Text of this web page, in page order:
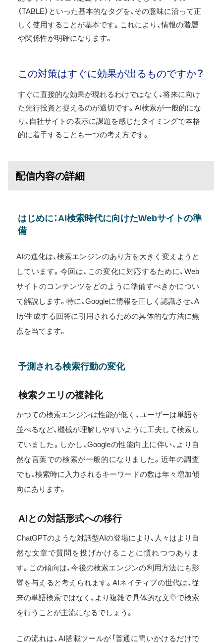
（TABLE）といった基本的なタグを、その意味に沿って正
しく使用することが基本です。これにより、情報の階層
や関係性が明確になります。
この対策はすぐに効果が出るものですか？
すぐに直接的な効果が現れるわけではなく、将来に向け
た先行投資と捉えるのが適切です。AI検索が一般的にな
り、自社サイトの表示に課題を感じたタイミングで本格
的に着手することも一つの考え方です。
配信内容の詳細
はじめに：AI検索時代に向けたWebサイトの準
備
AIの進化は、検索エンジンのあり方を大きく変えようと
しています。今回は、この変化に対応するために、Web
サイトのコンテンツをどのように準備すべきかについ
て解説します。特に、Googleに情報を正しく認識させ、A
Iが生成する回答に引用されるための具体的な方法に焦
点を当てます。
予測される検索行動の変化
検索クエリの複雑化
かつての検索エンジンは性能が低く、ユーザーは単語を
並べるなど、機械が理解しやすいように工夫して検索し
ていました。しかし、Googleの性能向上に伴い、より自
然な言葉での検索が一般的になりました。近年の調査
でも、検索時に入力されるキーワードの数は年々増加傾
向にあります。
AIとの対話形式への移行
ChatGPTのような対話型AIの登場により、人々はより自
然な文章で質問を投げかけることに慣れつつありま
す。この傾向は、今後の検索エンジンの利用方法にも影
響を与えると考えられます。AIネイティブの世代は、従
来の単語検索ではなく、より複雑で具体的な文章で検索
を行うことが主流になるでしょう。
この流れは、AI搭載ツールが「普通に問いかけるだけで